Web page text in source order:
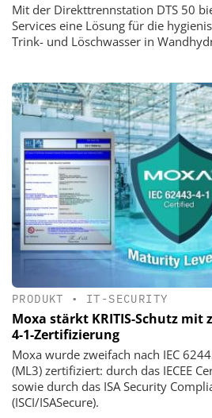
Mit der Direkttrennstation DTS 50
Services eine Lösung für die
Trink- und Löschwasser in
PRODUKT • IT-SECURITY
Moxa stärkt KRITIS-Schutz mit
4-1-Zertifizierung
Moxa wurde zweifach nach IEC
(ML3) zertifiziert: durch das IECEE
sowie durch das ISA Security
(ISCI/ISASecure).